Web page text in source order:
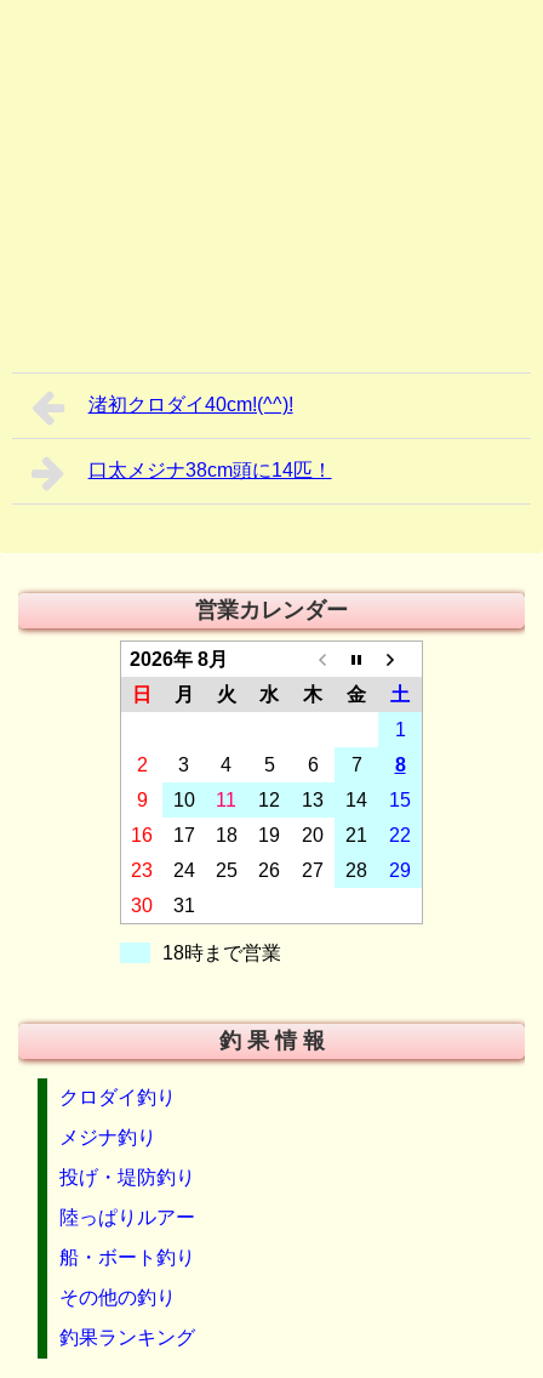
渚初クロダイ40cm!(^^)!
口太メジナ38cm頭に14匹！
営業カレンダー
2026年 8月
日
月 火 水 木 金
土
1
2
3 4 5 6 7
8
9
10 11 12 13 14
15
16
17 18 19 20 21
22
23
24 25 26 27 28
29
30
31
18時まで営業
釣 果 情 報
クロダイ釣り
メジナ釣り
投げ・堤防釣り
陸っぱりルアー
船・ボート釣り
その他の釣り
釣果ランキング